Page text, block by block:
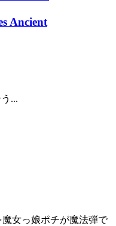
Ancient
...
魔女っ娘ポチが魔法弾で